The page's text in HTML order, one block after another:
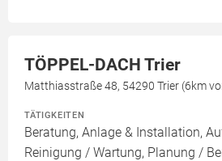
TÖPPEL-DACH Trier
Matthiasstraße 48, 54290 Trier (6km
TÄTIGKEITEN
Beratung, Anlage & Installation,
Reinigung / Wartung, Planung /